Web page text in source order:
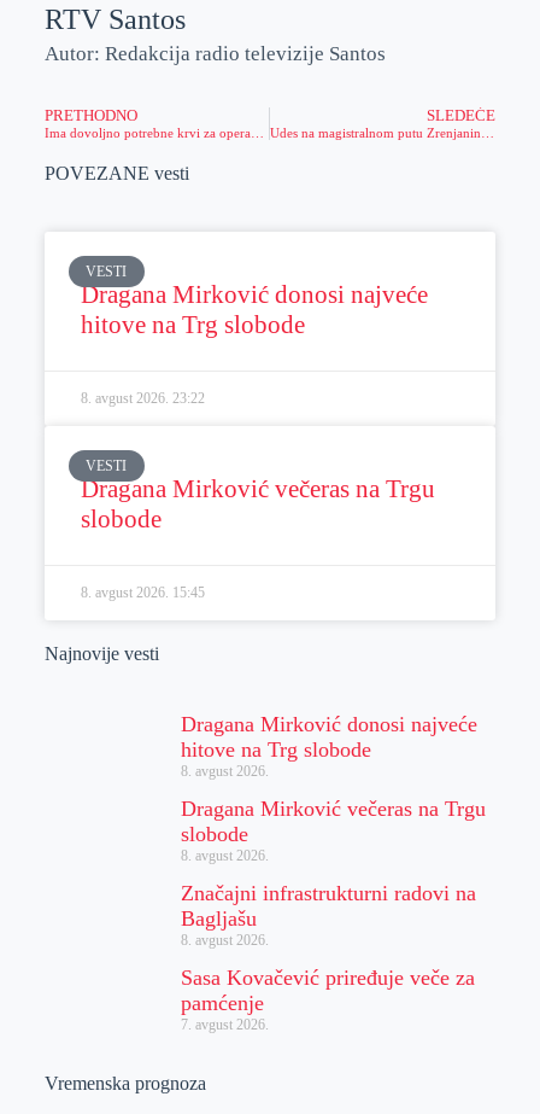
RTV Santos
Autor: Redakcija radio televizije Santos
PRETHODNO
Ima dovoljno potrebne krvi za operaciju!
SLEDEĆE
POVEZANE vesti
VESTI
Dragana Mirković donosi najveće
hitove na Trg slobode
8. avgust 2026. 23:22
VESTI
Dragana Mirković večeras na Trgu
slobode
8. avgust 2026. 15:45
Najnovije vesti
Dragana Mirković donosi najveće
hitove na Trg slobode
8. avgust 2026.
Dragana Mirković večeras na Trgu
slobode
8. avgust 2026.
Značajni infrastrukturni radovi na
Bagljašu
8. avgust 2026.
Sasa Kovačević priređuje veče za
pamćenje
7. avgust 2026.
Vremenska prognoza